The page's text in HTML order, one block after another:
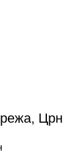
Црн